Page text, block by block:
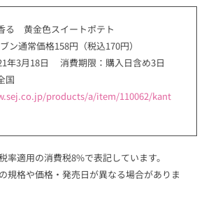
る 黄金色スイートポテト
ン通常価格158円（税込170円）
年3月18日 消費期限：購入日含め3日
国
products/a/item/110062/kant
率適用の消費税8%で表記しています。
規格や価格・発売日が異なる場合がありま